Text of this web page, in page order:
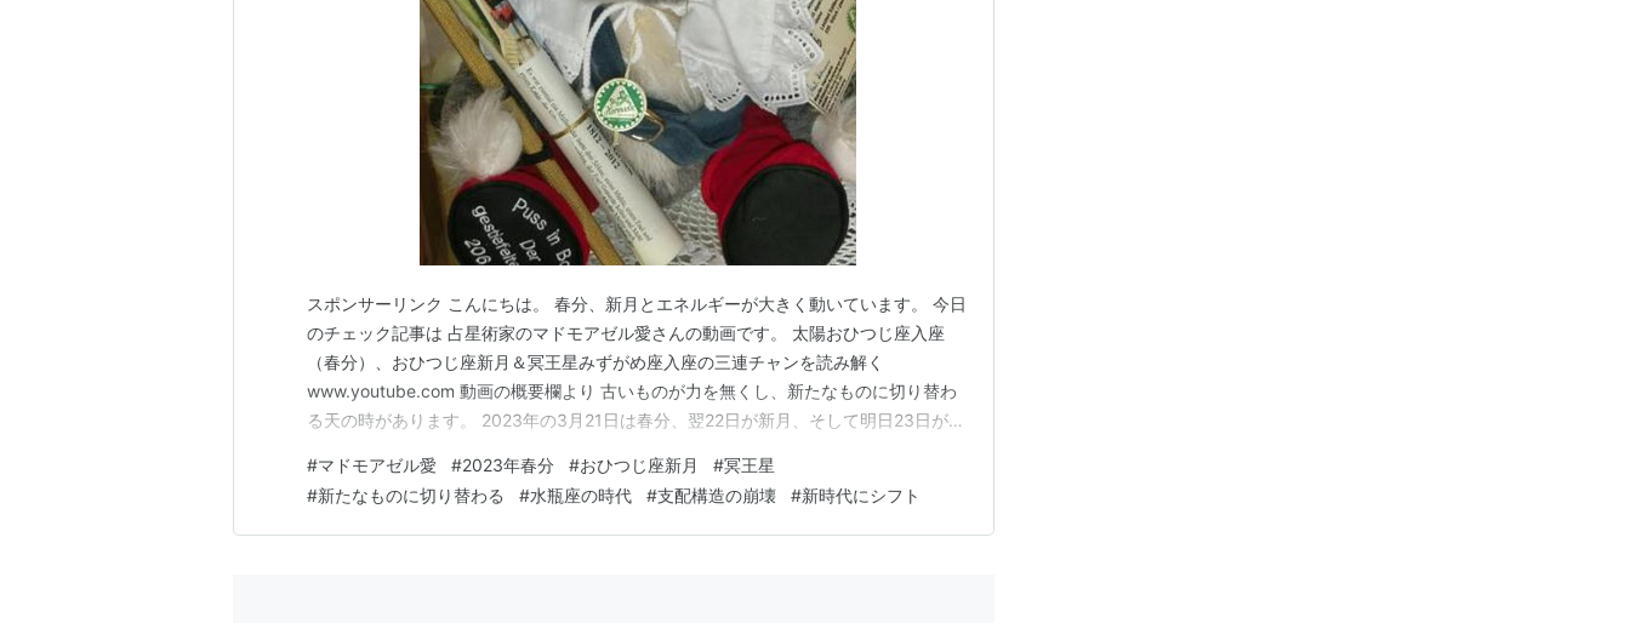
スポンサーリンク こんにちは。 春分、新月とエネルギーが大きく動いています。 今日
のチェック記事は 占星術家のマドモアゼル愛さんの動画です。 太陽おひつじ座入座
（春分）、おひつじ座新月＆冥王星みずがめ座入座の三連チャンを読み解く
www.youtube.com 動画の概要欄より 古いものが力を無くし、新たなものに切り替わ
る天の時があります。 2023年の3月21日は春分、翌22日が新月、そして明日23日が初
じ座は新規を意味する星座で、これまでのやり方では通用しないことを意味する、パイ
オニアの星座。そこに今年は幸運の木…
#マドモアゼル愛 #2023年春分 #おひつじ座新月 #冥王星
#新たなものに切り替わる #水瓶座の時代 #支配構造の崩壊 #新時代にシフト